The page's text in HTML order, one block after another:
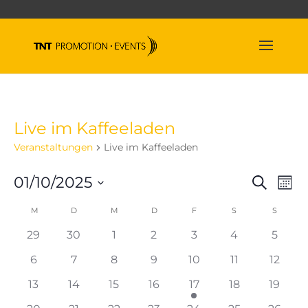
Live im Kaffeeladen
Veranstaltungen Live im Kaffeeladen
und
Suche
01/10/2025
wählen.
Kalender
von
M MONTAGDDIENSTAG
M MITTWOCH
DDONNERSTAG
FFREITAG S SAMSTAGS
0
29
0
30
01
0
2
0
3
0
4
0
5
0
6
0
7
0
8
0
9
0
10
0
11
0
12
0
13
0
14
0
Veranstaltungen
15
0
Veranstaltungen
16
1
Veranstaltung
17
0
18
0
19